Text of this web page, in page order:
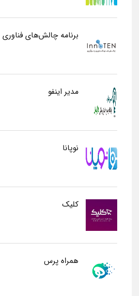
برنامه چالش‌های فناوری
مدیر اینفو
نوپانا
کلیک
همراه پرس